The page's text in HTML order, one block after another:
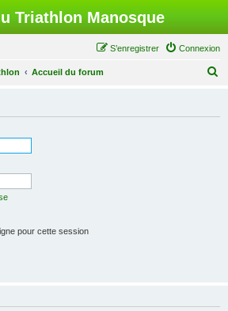
Triathlon Manosque
Connexion
S’enregistrer
Accueil du forum
pour cette session